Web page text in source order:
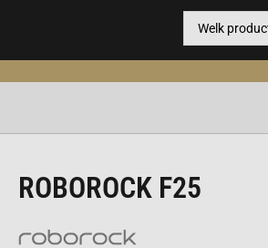
ROBOROCK F25